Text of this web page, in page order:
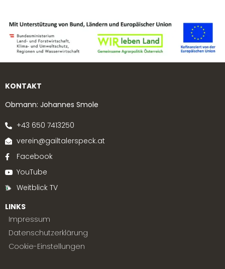
KONTAKT
Obmann: Johannes Smole
+43 650 7413250
verein@gailtalerspeck.at
Facebook
YouTube
Weitblick TV
LINKS
Impressum
Datenschutzerklärung
Cookie-Einstellungen